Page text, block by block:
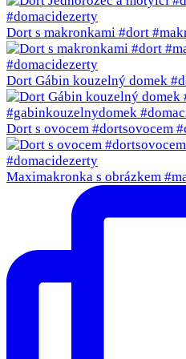
Dort s makronkami #dort
Dort Gábin kouzelný domek
Dort s ovocem #dortsovocem
Maximakronka s obrázkem